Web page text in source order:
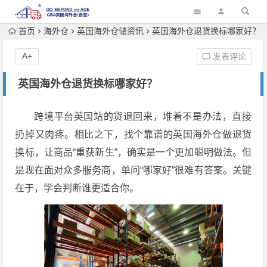
首页 海外仓 英国海外仓储资讯 英国海外仓退货换标哪家好？
英国海外仓退货换标哪家好？
发表评论
A+
跨境平台英国站的货退回来，堆着不是办法，直接
扔掉又肉疼。相比之下，找个靠谱的英国海外仓做退货
换标，让商品“重获新生”，确实是一个更加聪明做法。但
是现在面对众多服务商，单问“哪家好”很难有答案。关键
在于，学会判断谁更适合你。